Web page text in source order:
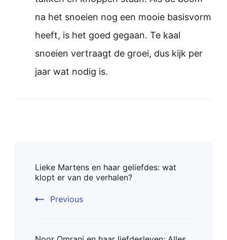
na het snoeien nog een mooie basisvorm
heeft, is het goed gegaan. Te kaal
snoeien vertraagt de groei, dus kijk per
jaar wat nodig is.
Navigation
Lieke Martens en haar geliefdes: wat
klopt er van de verhalen?
Previous